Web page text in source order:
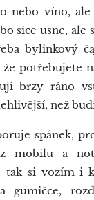
nebo víno,
sice usne, ale
bylinkový
potřebujete
brzy ráno
než
spánek,
mobilu a
tak si vozím i
gumičce,